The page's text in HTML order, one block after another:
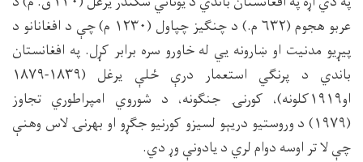
عربو هجوم (۶۳۲ م.) د چنګيز چپاول (۱۲۳۰ م) چې د افغانانو د
پيړيو مدنيت او ښارونه يي له خاورو سره برابر كړل. په افغانستان
باندي د پرنګي استعمار درې ځلې يرغل (۱۸۳۹-۱۸۷۹
او۱۹۱۹كلونه)، كورنۍ جنګونه، د شوروي امپراطوري تجاوز
(۱۹۷۹) د وروستيو دريېو لسيزو كورنيو جګړو او بهرنۍ لاس وهنې
چې لا تر اوسه دوام لري د يادونې وړ دي.